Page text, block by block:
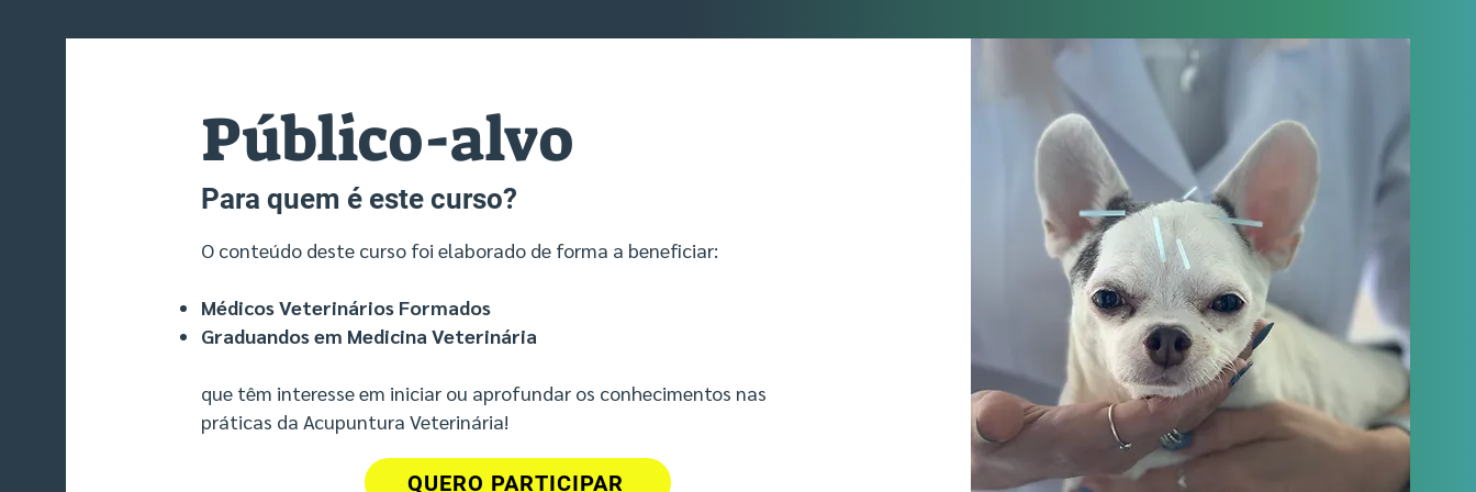
Público-alvo
Para quem é este curso?
O conteúdo deste curso foi elaborado de forma a beneficiar:
Médicos Veterinários Formados
Graduandos em Medicina Veterinária
que têm interesse em iniciar ou aprofundar os conhecimentos nas
práticas da Acupuntura Veterinária!​​
QUERO PARTICIPAR